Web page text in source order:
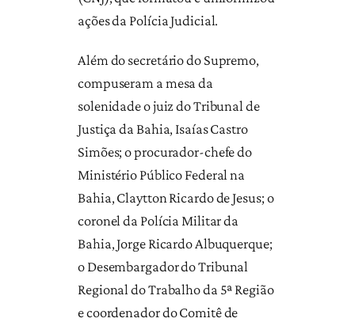
ações da Polícia Judicial.
Além do secretário do Supremo,
compuseram a mesa da
solenidade o juiz do Tribunal de
Justiça da Bahia, Isaías Castro
Simões; o procurador-chefe do
Ministério Público Federal na
Bahia, Claytton Ricardo de Jesus; o
coronel da Polícia Militar da
Bahia, Jorge Ricardo Albuquerque;
o Desembargador do Tribunal
Regional do Trabalho da 5ª Região
e coordenador do Comitê de